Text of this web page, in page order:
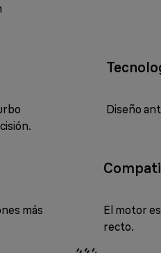
Diseño
más
El motor
recto.